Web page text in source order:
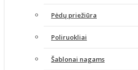
Pėdų priežiūra
Poliruokliai
Šablonai nagams